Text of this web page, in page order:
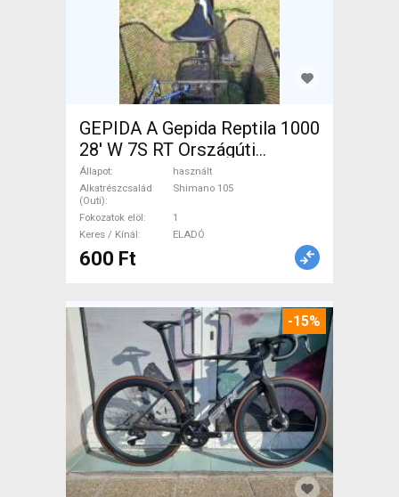
GEPIDA A Gepida Reptila 1000
28' W 7S RT Országúti
Shimano 105 használt ELADÓ
Állapot
használt
Alkatrészcsalád
(Outi)
Shimano 105
Fokozatok elöl
1
Keres / Kínál
ELADÓ
600 Ft
-15%